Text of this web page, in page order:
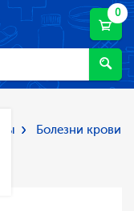
0
Болезни крови